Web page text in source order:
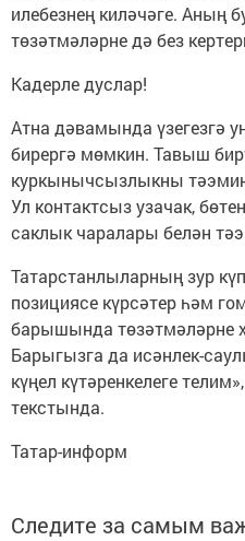
илебезнең киләчәге. Аның
төзәтмәләрне дә без
Кадерле дуслар!
Атна дәвамында үзегезгә
бирергә мөмкин. Тавыш
куркынычсызлыкны
Ул контактсыз узачак,
саклык чаралары белән
Татарстанлыларның зур
позициясе күрсәтер һәм
барышында төзәтмәләрне
Барыгызга да исәнлек-
күңел күтәренкелеге
текстында.
Татар-информ
Следите за самым